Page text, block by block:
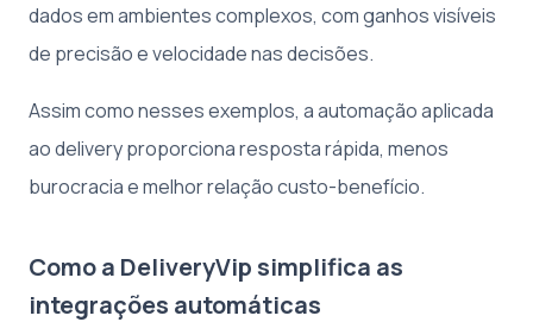
dados em ambientes complexos, com ganhos visíveis
de precisão e velocidade nas decisões.
Assim como nesses exemplos, a automação aplicada
ao delivery proporciona resposta rápida, menos
burocracia e melhor relação custo-benefício.
Como a DeliveryVip simplifica as
integrações automáticas